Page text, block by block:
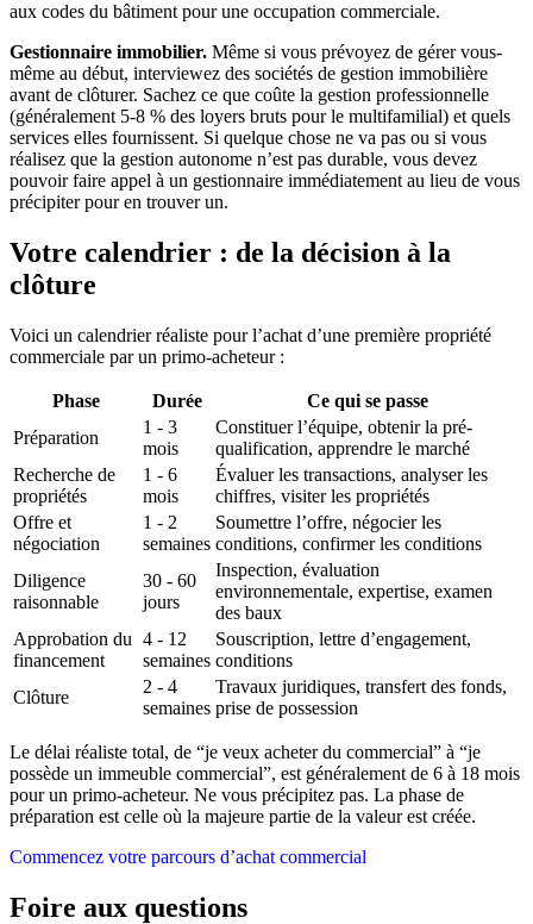
aux codes du bâtiment pour une occupation commerciale.
Gestionnaire immobilier. Même si vous prévoyez de gérer vous-
même au début, interviewez des sociétés de gestion immobilière
avant de clôturer. Sachez ce que coûte la gestion professionnelle
(généralement 5-8 % des loyers bruts pour le multifamilial) et quels
services elles fournissent. Si quelque chose ne va pas ou si vous
réalisez que la gestion autonome n’est pas durable, vous devez
pouvoir faire appel à un gestionnaire immédiatement au lieu de vous
précipiter pour en trouver un.
Votre calendrier : de la décision à la
clôture
Voici un calendrier réaliste pour l’achat d’une première propriété
commerciale par un primo-acheteur :
Phase Durée
Ce qui se passe
Préparation
1 - 3
mois
Constituer l’équipe, obtenir la pré-
qualification, apprendre le marché
Recherche de
propriétés
1 - 6
mois
Évaluer les transactions, analyser les
chiffres, visiter les propriétés
Offre et
négociation
1 - 2
semaines
Soumettre l’offre, négocier les
conditions, confirmer les conditions
Diligence
raisonnable
30 - 60
jours
Inspection, évaluation
environnementale, expertise, examen
des baux
Approbation du
financement
4 - 12
semaines
Souscription, lettre d’engagement,
conditions
Clôture
2 - 4
semaines
Travaux juridiques, transfert des fonds,
prise de possession
Le délai réaliste total, de “je veux acheter du commercial” à “je
possède un immeuble commercial”, est généralement de 6 à 18 mois
pour un primo-acheteur. Ne vous précipitez pas. La phase de
préparation est celle où la majeure partie de la valeur est créée.
Commencez votre parcours d’achat commercial
Foire aux questions